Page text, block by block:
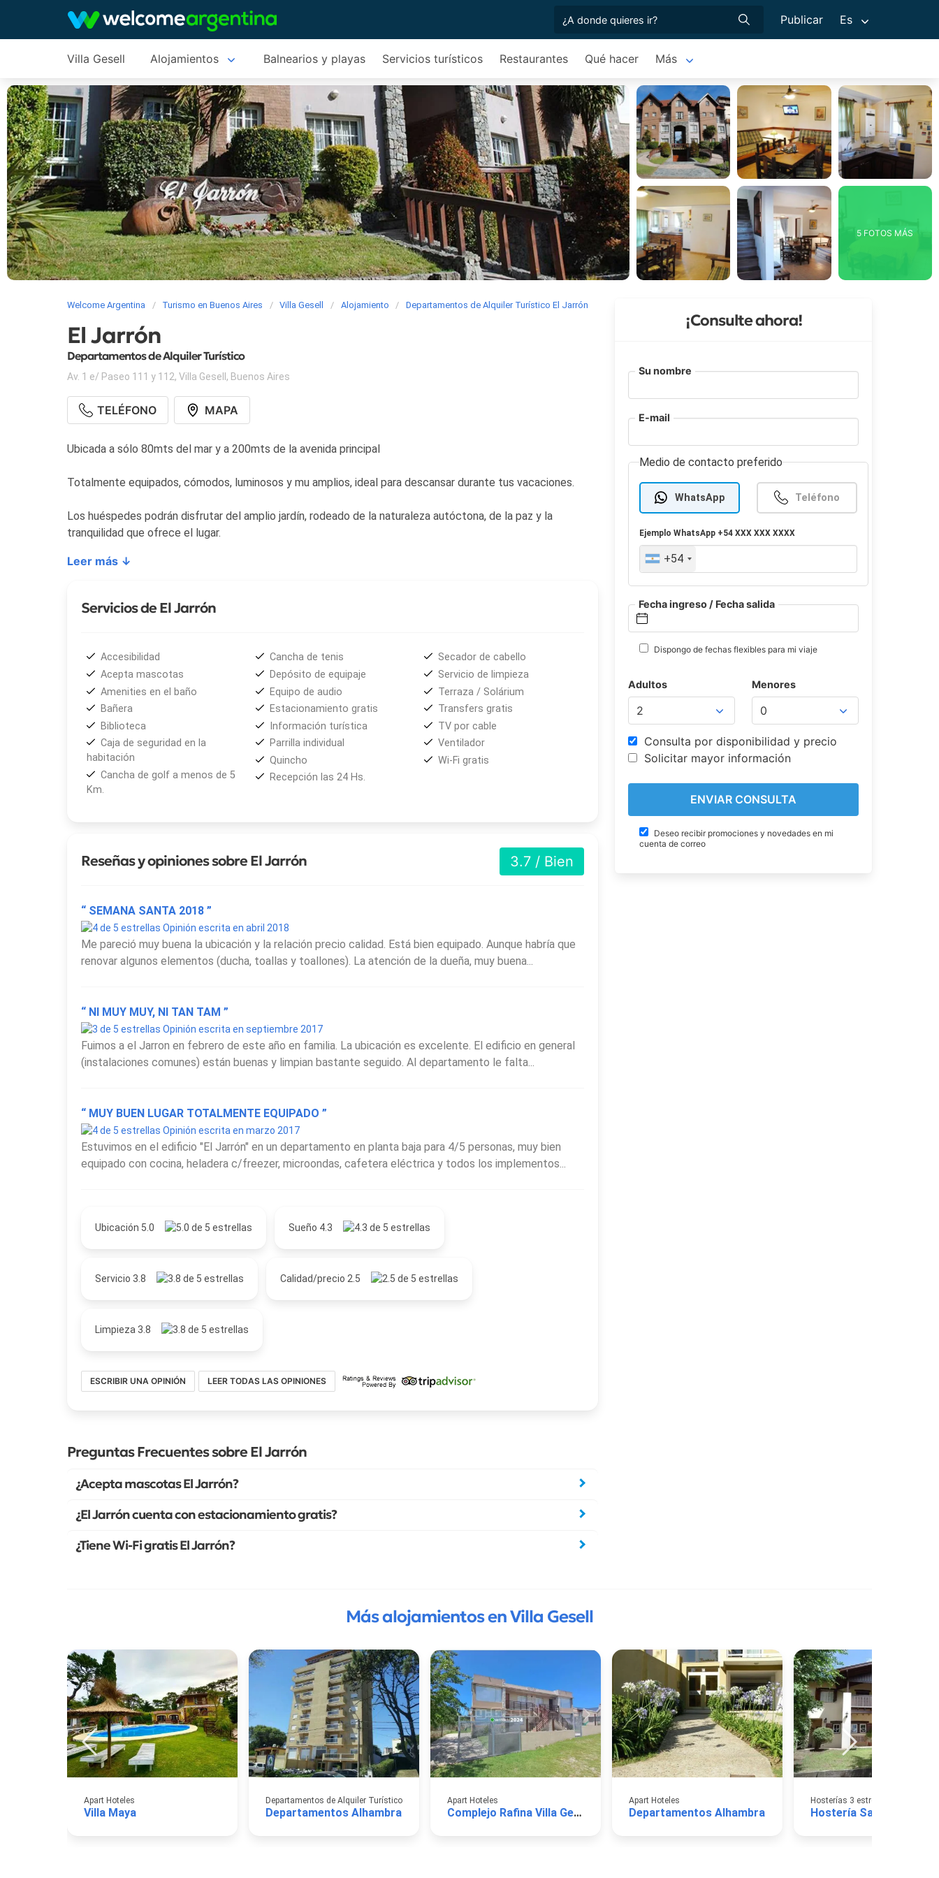
Publicar Es
Villa Gesell Alojamientos Balnearios y playas Servicios turísticos Restaurantes Qué hacer Más
5 FOTOS MÁS
Welcome Argentina Turismo en Buenos Aires Villa Gesell Alojamiento Departamentos de Alquiler Turístico El Jarrón
El Jarrón
Departamentos de Alquiler Turístico
Av. 1 e/ Paseo 111 y 112, Villa Gesell , Buenos Aires
TELÉFONO MAPA
Ubicada a sólo 80mts del mar y a 200mts de la avenida principal
Totalmente equipados, cómodos, luminosos y mu amplios, ideal para descansar durante tus vacaciones.
Los huéspedes podrán disfrutar del amplio jardín, rodeado de la naturaleza autóctona, de la paz y la
tranquilidad que ofrece el lugar.
Leer más ↓
Servicios de El Jarrón
Accesibilidad
Acepta mascotas
Amenities en el baño
Bañera
Biblioteca
Caja de seguridad en la
habitación
Cancha de golf a menos de 5
Km.
Cancha de tenis
Depósito de equipaje
Equipo de audio
Estacionamiento gratis
Información turística
Parrilla individual
Quincho
Recepción las 24 Hs.
Secador de cabello
Servicio de limpieza
Terraza / Solárium
Transfers gratis
TV por cable
Ventilador
Wi-Fi gratis
3.7 / Bien
Reseñas y opiniones sobre El Jarrón
“ SEMANA SANTA 2018 ”
Opinión escrita en abril 2018
Me pareció muy buena la ubicación y la relación precio calidad. Está bien equipado. Aunque habría que
renovar algunos elementos (ducha, toallas y toallones). La atención de la dueña, muy buena...
“ NI MUY MUY, NI TAN TAM ”
Opinión escrita en septiembre 2017
Fuimos a el Jarron en febrero de este año en familia. La ubicación es excelente. El edificio en general
(instalaciones comunes) están buenas y limpian bastante seguido. Al departamento le falta...
“ MUY BUEN LUGAR TOTALMENTE EQUIPADO ”
Opinión escrita en marzo 2017
Estuvimos en el edificio "El Jarrón" en un departamento en planta baja para 4/5 personas, muy bien
equipado con cocina, heladera c/freezer, microondas, cafetera eléctrica y todos los implementos...
Ubicación 5.0 Sueño 4.3
Servicio 3.8 Calidad/precio 2.5
Limpieza 3.8
ESCRIBIR UNA OPINIÓN LEER TODAS LAS OPINIONES
Preguntas Frecuentes sobre El Jarrón
¿Acepta mascotas El Jarrón?
¿El Jarrón cuenta con estacionamiento gratis?
¿Tiene Wi-Fi gratis El Jarrón?
¡Consulte ahora!
Su nombre
E-mail
Medio de contacto preferido
WhatsApp Teléfono
EjemploWhatsApp +54 XXX XXX XXXX
+54
Fecha ingreso / Fecha salida
Dispongo de fechas flexibles para mi viaje
Adultos Menores
Consulta por disponibilidad y precio
Solicitar mayor información
Deseo recibir promociones y novedades en mi
cuenta de correo
Más alojamientos en Villa Gesell
Apart Hoteles
Villa Maya
Departamentos de Alquiler Turístico
Departamentos Alhambra
Apart Hoteles
Complejo Rafina Villa Gesell
Apart Hoteles
Departamentos Alhambra
Hosterías 3 estrellas
Hostería Sajonia